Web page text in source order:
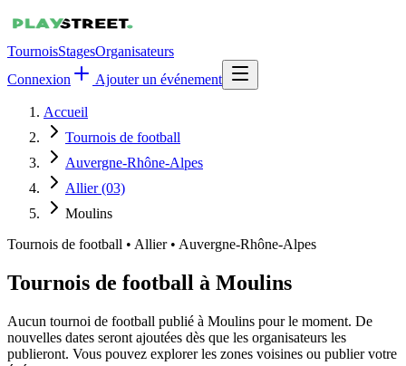
TournoisStagesOrganisateurs
Connexion
Ajouter un événement
Accueil
Tournois de football
Auvergne-Rhône-Alpes
Allier (03)
Moulins
Tournois de football • Allier • Auvergne-Rhône-Alpes
Tournois de football à Moulins
Aucun tournoi de football publié à Moulins pour le moment. De
nouvelles dates seront ajoutées dès que les organisateurs les
publieront. Vous pouvez explorer les zones voisines ou publier votre